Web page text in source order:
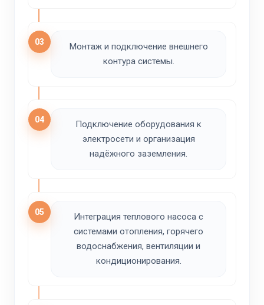
03
Монтаж и подключение внешнего
контура системы.
04
Подключение оборудования к
электросети и организация
надёжного заземления.
05
Интеграция теплового насоса с
системами отопления, горячего
водоснабжения, вентиляции и
кондиционирования.